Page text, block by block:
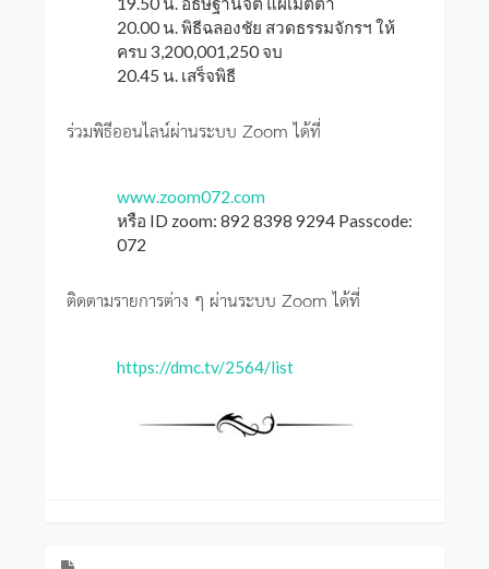
20.00 น. พิธีฉลองชัย สวดธรรมจักรฯ ให้
ครบ 3,200,001,250 จบ
20.45 น. เสร็จพิธี
ร่วมพิธีออนไลน์ผ่านระบบ Zoom ได้ที่
www.zoom072.com
หรือ ID zoom: 892 8398 9294 Passcode:
072
ติดตามรายการต่าง ๆ ผ่านระบบ Zoom ได้ที่
https://dmc.tv/2564/list